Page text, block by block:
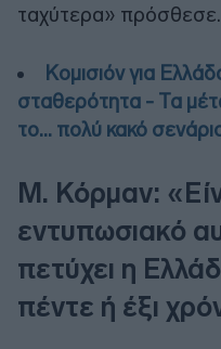
ταχύτερα» πρόσθεσε.
Κομισιόν για
σταθερότητα - Τα
το… πολύ κακό
Μ. Κόρμαν:
εντυπωσιακό
πετύχει η
πέντε ή έξι